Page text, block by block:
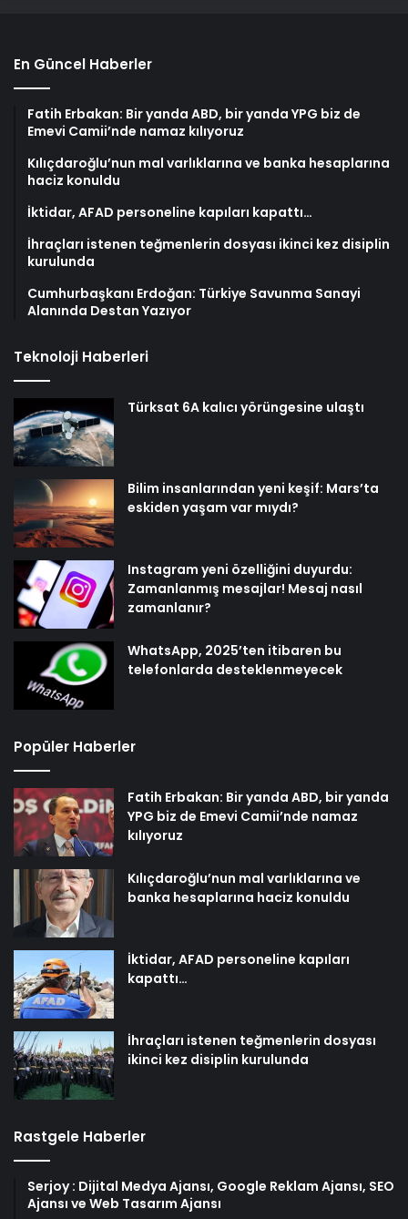
En Güncel Haberler
Fatih Erbakan: Bir yanda ABD, bir yanda YPG biz de
Emevi Camii’nde namaz kılıyoruz
Kılıçdaroğlu’nun mal varlıklarına ve banka hesaplarına
haciz konuldu
İktidar, AFAD personeline kapıları kapattı…
İhraçları istenen teğmenlerin dosyası ikinci kez disiplin
kurulunda
Cumhurbaşkanı Erdoğan: Türkiye Savunma Sanayi
Alanında Destan Yazıyor
Teknoloji Haberleri
Türksat 6A kalıcı yörüngesine ulaştı
Bilim insanlarından yeni keşif: Mars’ta
eskiden yaşam var mıydı?
Instagram yeni özelliğini duyurdu:
Zamanlanmış mesajlar! Mesaj nasıl
zamanlanır?
WhatsApp, 2025’ten itibaren bu
telefonlarda desteklenmeyecek
Popüler Haberler
Fatih Erbakan: Bir yanda ABD, bir yanda
YPG biz de Emevi Camii’nde namaz
kılıyoruz
Kılıçdaroğlu’nun mal varlıklarına ve
banka hesaplarına haciz konuldu
İktidar, AFAD personeline kapıları
kapattı…
İhraçları istenen teğmenlerin dosyası
ikinci kez disiplin kurulunda
Rastgele Haberler
Serjoy : Dijital Medya Ajansı, Google Reklam Ajansı, SEO
Ajansı ve Web Tasarım Ajansı